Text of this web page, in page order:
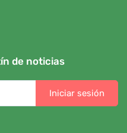
de noticias
Iniciar sesión